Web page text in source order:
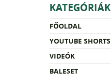
KATEGÓRIÁK
FŐOLDAL
YOUTUBE SHORTS
VIDEÓK
BALESET